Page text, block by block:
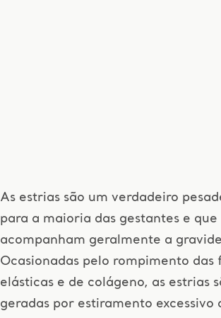
As estrias são um verdadeiro
para a maioria das gestantes e que
acompanham geralmente a
Ocasionadas pelo rompimento das
elásticas e de colágeno, as estrias
geradas por estiramento excessivo